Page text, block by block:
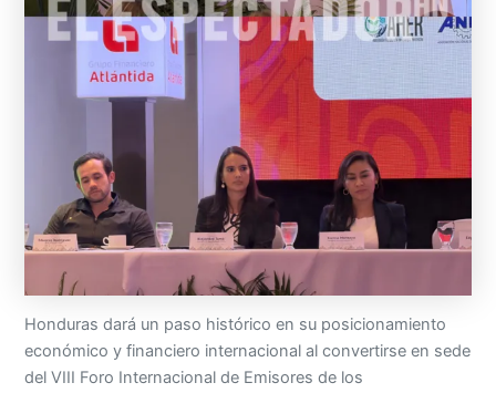
Honduras dará un paso histórico en su posicionamiento
económico y financiero internacional al convertirse en sede
del VIII Foro Internacional de Emisores de los